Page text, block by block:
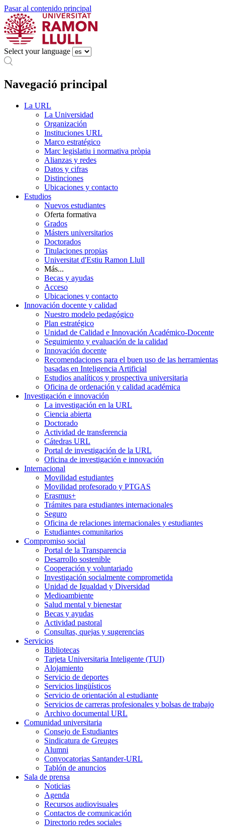
Pasar al contenido principal
Select your language
Navegació principal
La URL
La Universidad
Organización
Instituciones URL
Marco estratégico
Marc legislatiu i normativa pròpia
Alianzas y redes
Datos y cifras
Distinciones
Ubicaciones y contacto
Estudios
Nuevos estudiantes
Oferta formativa
Grados
Másters universitarios
Doctorados
Titulaciones propias
Universitat d'Estiu Ramon Llull
Más...
Becas y ayudas
Acceso
Ubicaciones y contacto
Innovación docente y calidad
Nuestro modelo pedagógico
Plan estratégico
Unidad de Calidad e Innovación Académico-Docente
Seguimiento y evaluación de la calidad
Innovación docente
Recomendaciones para el buen uso de las herramientas
basadas en Inteligencia Artificial
Estudios analíticos y prospectiva universitaria
Oficina de ordenación y calidad académica
Investigación e innovación
La investigación en la URL
Ciencia abierta
Doctorado
Actividad de transferencia
Cátedras URL
Portal de investigación de la URL
Oficina de investigación e innovación
Internacional
Movilidad estudiantes
Movilidad profesorado y PTGAS
Erasmus+
Trámites para estudiantes internacionales
Seguro
Oficina de relaciones internacionales y estudiantes
Estudiantes comunitarios
Compromiso social
Portal de la Transparencia
Desarrollo sostenible
Cooperación y voluntariado
Investigación socialmente comprometida
Unidad de Igualdad y Diversidad
Medioambiente
Salud mental y bienestar
Becas y ayudas
Actividad pastoral
Consultas, quejas y sugerencias
Servicios
Bibliotecas
Tarjeta Universitaria Inteligente (TUI)
Alojamiento
Servicio de deportes
Servicios lingüísticos
Servicio de orientación al estudiante
Servicios de carreras profesionales y bolsas de trabajo
Archivo documental URL
Comunidad universitaria
Consejo de Estudiantes
Sindicatura de Greuges
Alumni
Convocatorias Santander-URL
Tablón de anuncios
Sala de prensa
Noticias
Agenda
Recursos audiovisuales
Contactos de comunicación
Directorio redes sociales